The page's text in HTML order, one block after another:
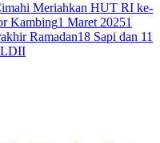
Meriahkan HUT RI ke-
Kambing1 Maret 20251
Ramadan18 Sapi dan 11
LDII